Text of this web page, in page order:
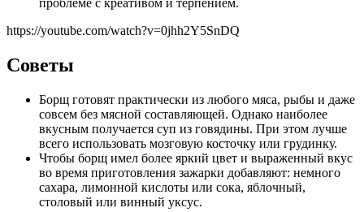
проблеме с креативом и терпением.
https://youtube.com/watch?v=0jhh2Y5SnDQ
Советы
Борщ готовят практически из любого мяса, рыбы и даже
совсем без мясной составляющей. Однако наиболее
вкусным получается суп из говядины. При этом лучше
всего использовать мозговую косточку или грудинку.
Чтобы борщ имел более яркий цвет и выраженный вкус
во время приготовления зажарки добавляют: немного
сахара, лимонной кислоты или сока, яблочный,
столовый или винный уксус.